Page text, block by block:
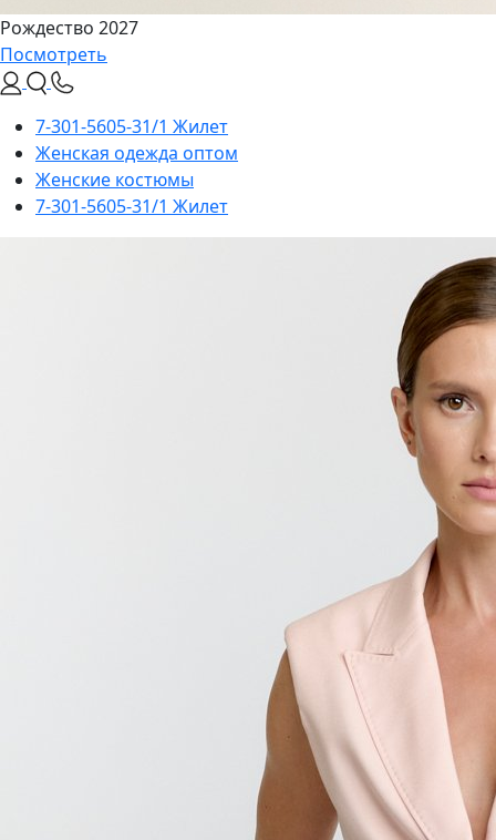
Рождество 2027
Посмотреть
7-301-5605-31/1 Жилет
Женская одежда оптом
Женские костюмы
7-301-5605-31/1 Жилет